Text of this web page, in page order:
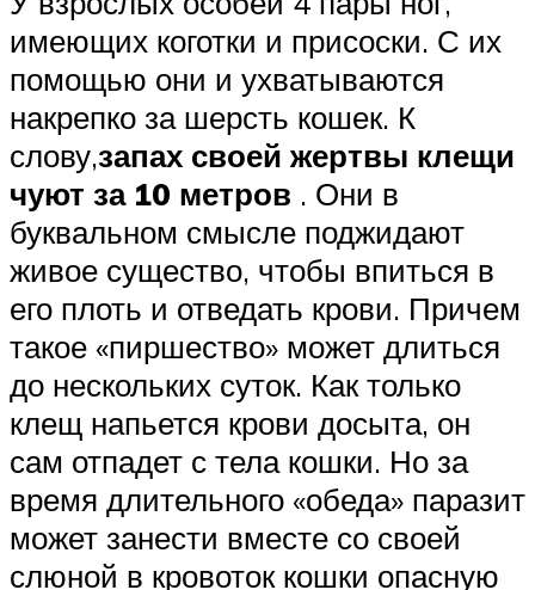
имеющих коготки и присоски. С их
помощью они и ухватываются
накрепко за шерсть кошек. К
слову,запах своей жертвы клещи
чуют за 10 метров . Они в
буквальном смысле поджидают
живое существо, чтобы впиться в
его плоть и отведать крови. Причем
такое «пиршество» может длиться
до нескольких суток. Как только
клещ напьется крови досыта, он
сам отпадет с тела кошки. Но за
время длительного «обеда» паразит
может занести вместе со своей
слюной в кровоток кошки опасную